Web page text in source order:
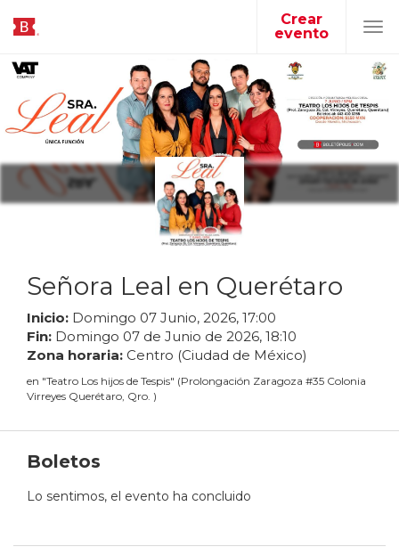
Crear
evento
Señora Leal en Querétaro
Inicio: Domingo 07 Junio, 2026, 17:00
Fin: Domingo 07 de Junio de 2026, 18:10
Zona horaria: Centro (Ciudad de México)
en "Teatro Los hijos de Tespis" (Prolongación Zaragoza #35 Colonia
Virreyes Querétaro, Qro. )
Boletos
Lo sentimos, el evento ha concluido